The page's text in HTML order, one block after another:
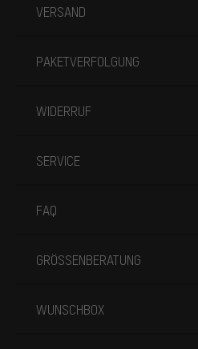
VERSAND
PAKETVERFOLGUNG
WIDERRUF
SERVICE
FAQ
GRÖSSENBERATUNG
WUNSCHBOX